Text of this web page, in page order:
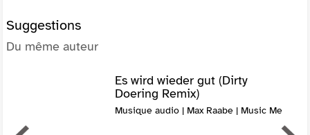
Suggestions
Du même auteur
Es wird wieder gut (Dirty
Doering Remix)
Musique audio | Max Raabe | Music Me